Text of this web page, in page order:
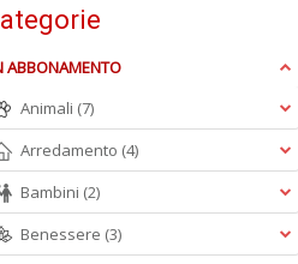
ABBONAMENTO
Animali (7)
Arredamento (4)
Bambini (2)
Benessere (3)